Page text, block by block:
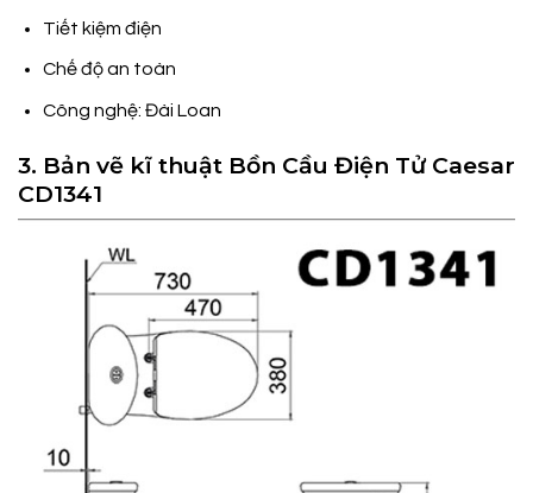
Tiết kiệm điện
Chế độ an toàn
Công nghệ: Đài Loan
3. Bản vẽ kĩ thuật Bồn Cầu Điện Tử Caesar
CD1341